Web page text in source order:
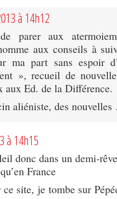
à 14h12
parer aux
aux conseils à
ma part sans espoir
», recueil de
aux Ed. de la Différence.
aliéniste, des
à 14h15
donc dans un demi-
France
site, je tombe sur